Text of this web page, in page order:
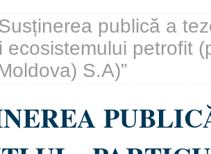
publică a
ecosistemului petrofit
S.A)”